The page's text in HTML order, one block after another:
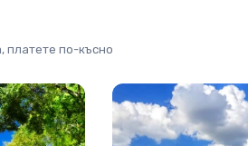
платете по-късно